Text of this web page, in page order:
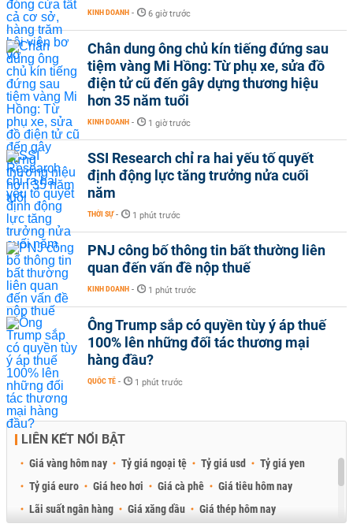
KINH DOANH - 6 giờ trước
Chân dung ông chủ kín tiếng đứng sau
tiệm vàng Mi Hồng: Từ phụ xe, sửa đồ
điện tử cũ đến gây dựng thương hiệu
hơn 35 năm tuổi
KINH DOANH - 1 giờ trước
SSI Research chỉ ra hai yếu tố quyết
định động lực tăng trưởng nửa cuối
năm
THỜI SỰ - 1 phút trước
PNJ công bố thông tin bất thường liên
quan đến vấn đề nộp thuế
KINH DOANH - 1 phút trước
Ông Trump sắp có quyền tùy ý áp thuế
100% lên những đối tác thương mại
hàng đầu?
QUỐC TẾ - 1 phút trước
LIÊN KẾT NỔI BẬT
Giá vàng hôm nay Tỷ giá ngoại tệ Tỷ giá usd
Tỷ giá yen
Tỷ giá euro
Giá heo hơi Giá cà phê
Giá tiêu hôm nay
Lãi suất ngân hàng
Giá xăng dầu
Giá thép hôm nay